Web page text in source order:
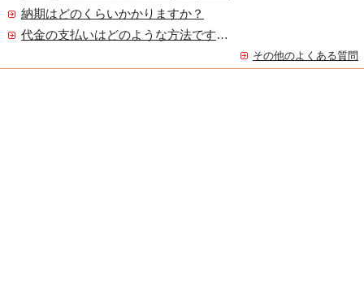
納期はどのくらいかかりますか？
代金の支払いはどのような方法ですか？
その他のよくある質問